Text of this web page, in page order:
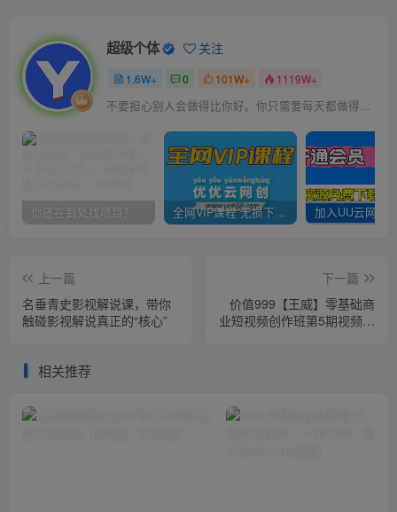
超级个体 关注
1.6W+ 0 101W+ 1119W+
不要担心别人会做得比你好。你只需要每天都做得比前一天好就可以了
你还在到处找项目？还在当韭菜？我靠卖项目一个月收入5万+，曾经我也是个失败者。 全网VIP课程 无损下载~
上一篇
名垂青史影视解说课，带你
触碰影视解说真正的“核心”
下一篇
价值999【王威】零基础商
业短视频创作班第5期视频课
相关推荐